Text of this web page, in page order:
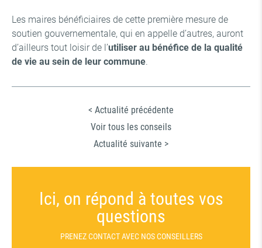
Les maires bénéficiaires de cette première mesure de
soutien gouvernementale, qui en appelle d’autres, auront
d’ailleurs tout loisir de l’utiliser au bénéfice de la qualité
de vie au sein de leur commune.
< Actualité précédente
Voir tous les conseils
Actualité suivante >
Ici, on répond à toutes vos
questions
PRENEZ CONTACT AVEC NOS CONSEILLERS